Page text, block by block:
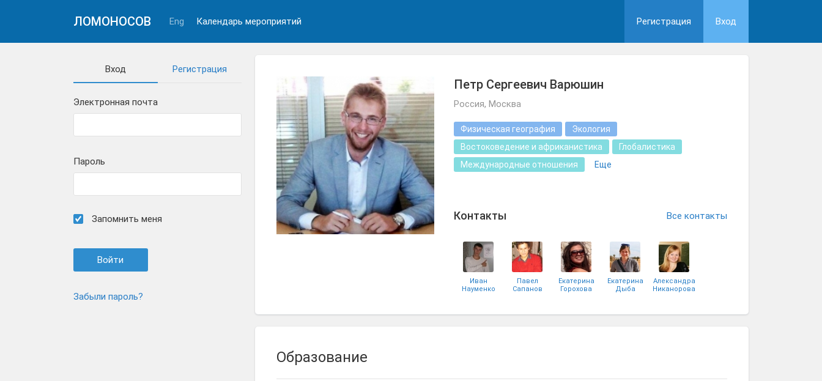
ЛОМОНОСОВ Eng Календарь мероприятий Регистрация Вход
Вход Регистрация
Электронная почта
Пароль
Запомнить меня
Забыли пароль?
Петр Сергеевич Варюшин
Россия, Москва
Физическая география
Экология
Востоковедение и африканистика
Глобалистика
Международные отношения
Еще
Контакты Все контакты
Иван
Науменко
Павел
Сапанов
Екатерина
Горохова
Екатерина
Дыба
Александра
Никанорова
Образование